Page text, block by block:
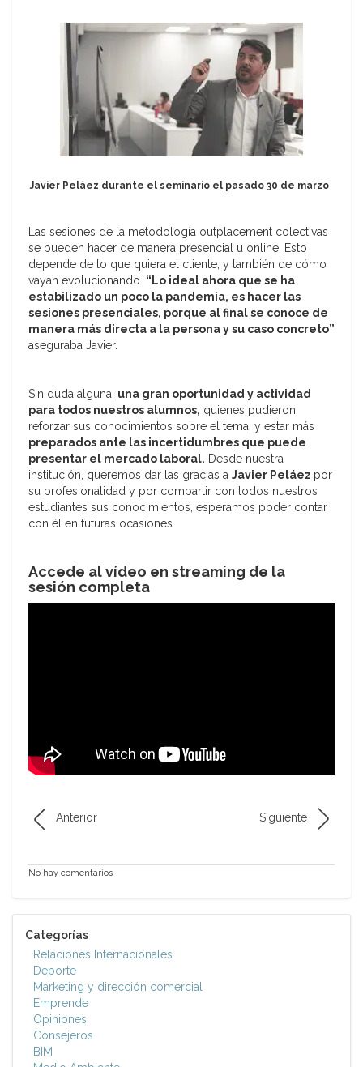
Javier Peláez durante el seminario el pasado 30 de marzo
Las sesiones de la metodología outplacement colectivas
se pueden hacer de manera presencial u online. Esto
depende de lo que quiera el cliente, y también de cómo
vayan evolucionando. “Lo ideal ahora que se ha
estabilizado un poco la pandemia, es hacer las
sesiones presenciales, porque al final se conoce de
manera más directa a la persona y su caso concreto”
aseguraba Javier.
Sin duda alguna, una gran oportunidad y actividad
para todos nuestros alumnos, quienes pudieron
reforzar sus conocimientos sobre el tema, y estar más
preparados ante las incertidumbres que puede
presentar el mercado laboral. Desde nuestra
institución, queremos dar las gracias a Javier Peláez por
su profesionalidad y por compartir con todos nuestros
estudiantes sus conocimientos, esperamos poder contar
con él en futuras ocasiones.
Accede al vídeo en streaming de la
sesión completa
Anterior Siguiente
No hay comentarios
Categorías
Relaciones Internacionales
Deporte
Marketing y dirección comercial
Emprende
Opiniones
Consejeros
BIM